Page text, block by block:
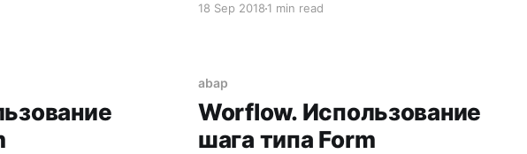
18 Sep 20181 min read
abap
Worflow. Использование
шага типа Form